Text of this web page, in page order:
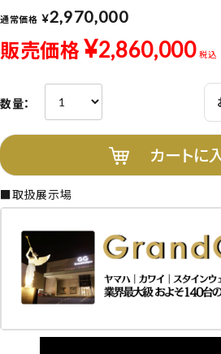
通常価格 ¥2,970,000
販売価格 ¥2,860,000 税込
カートに
■取扱展示場